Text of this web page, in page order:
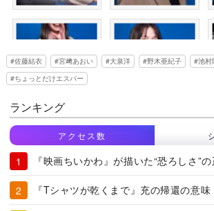
佐藤結衣 宮﨑あおい 大泉洋 野木亜紀子
池村
ちょっとだけエスパー
ランキング
アクセス数
『映画ちいかわ』が描いた“恐ろしさ”
『Tシャツが乾くまで』充の帰還の意味